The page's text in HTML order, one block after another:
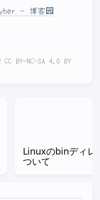
- 博客园
CC BY-NC-SA 4.0 BY
Linuxのbinディレ
ついて